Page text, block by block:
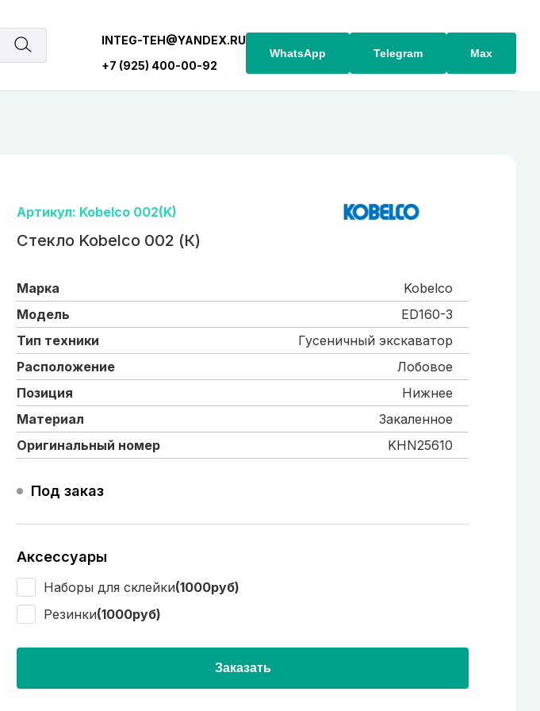
INTEG-TEH@YANDEX.RU
+7 (925) 400-00-92
WhatsApp Telegram Max
Артикул: Kobelco 002(K)
Стекло Kobelco 002 (К)
Марка
Kobelco
Модель
ED160-3
Тип техники
Гусеничный экскаватор
Расположение
Лобовое
Позиция
Нижнее
Материал
Закаленное
Оригинальный номер
KHN25610
Под заказ
Аксессуары
Наборы для склейки(1000руб)
Резинки(1000руб)
Заказать